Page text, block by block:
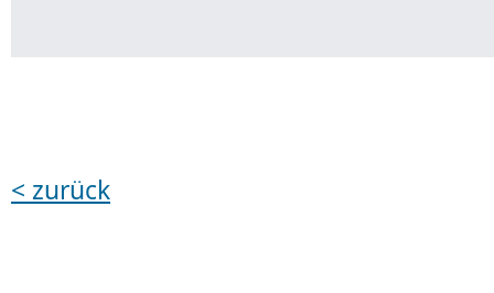
< zurück